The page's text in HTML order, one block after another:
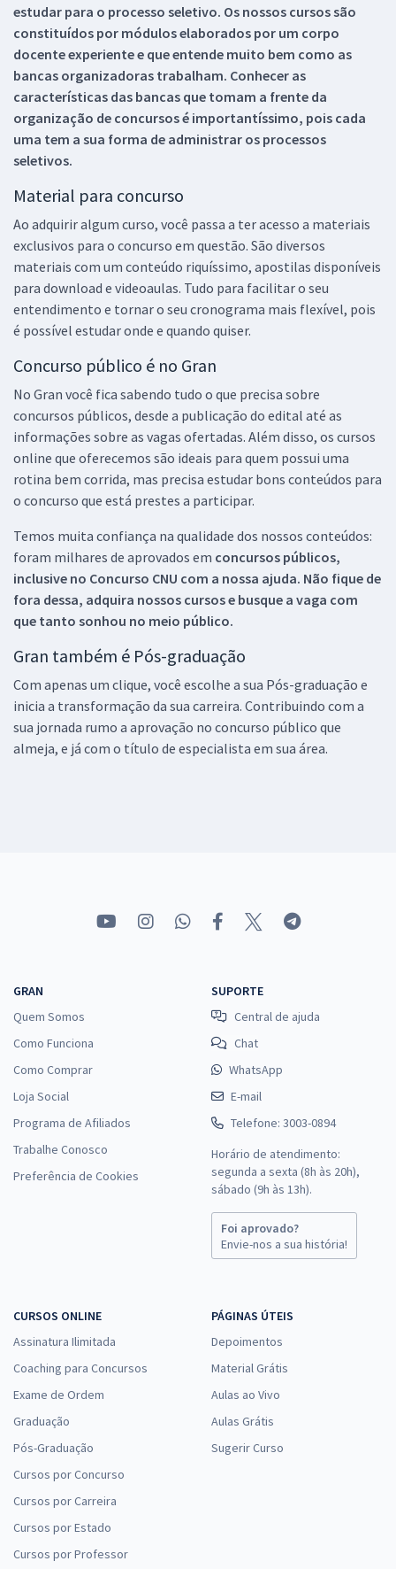
estudar para o processo seletivo. Os nossos cursos são
constituídos por módulos elaborados por um corpo
docente experiente e que entende muito bem como as
bancas organizadoras trabalham. Conhecer as
características das bancas que tomam a frente da
organização de concursos é importantíssimo, pois cada
uma tem a sua forma de administrar os processos
seletivos.
Material para concurso
Ao adquirir algum curso, você passa a ter acesso a materiais
exclusivos para o concurso em questão. São diversos
materiais com um conteúdo riquíssimo, apostilas disponíveis
para download e videoaulas. Tudo para facilitar o seu
entendimento e tornar o seu cronograma mais flexível, pois
é possível estudar onde e quando quiser.
Concurso público é no Gran
No Gran você fica sabendo tudo o que precisa sobre
concursos públicos, desde a publicação do edital até as
informações sobre as vagas ofertadas. Além disso, os cursos
online que oferecemos são ideais para quem possui uma
rotina bem corrida, mas precisa estudar bons conteúdos para
o concurso que está prestes a participar.
Temos muita confiança na qualidade dos nossos conteúdos:
foram milhares de aprovados em concursos públicos,
inclusive no Concurso CNU com a nossa ajuda. Não fique de
fora dessa, adquira nossos cursos e busque a vaga com
que tanto sonhou no meio público.
Gran também é Pós-graduação
Com apenas um clique, você escolhe a sua Pós-graduação e
inicia a transformação da sua carreira. Contribuindo com a
sua jornada rumo a aprovação no concurso público que
almeja, e já com o título de especialista em sua área.
GRAN
Quem Somos
Como Funciona
Como Comprar
Loja Social
Programa de Afiliados
Trabalhe Conosco
Preferência de Cookies
SUPORTE
Central de ajuda
Chat
WhatsApp
E-mail
Telefone: 3003-0894
Horário de atendimento:
segunda a sexta (8h às 20h),
sábado (9h às 13h).
Foi aprovado?
Envie-nos a sua história!
CURSOS ONLINE
Assinatura Ilimitada
Coaching para Concursos
Exame de Ordem
Graduação
Pós-Graduação
Cursos por Concurso
Cursos por Carreira
Cursos por Estado
Cursos por Professor
PÁGINAS ÚTEIS
Depoimentos
Material Grátis
Aulas ao Vivo
Aulas Grátis
Sugerir Curso